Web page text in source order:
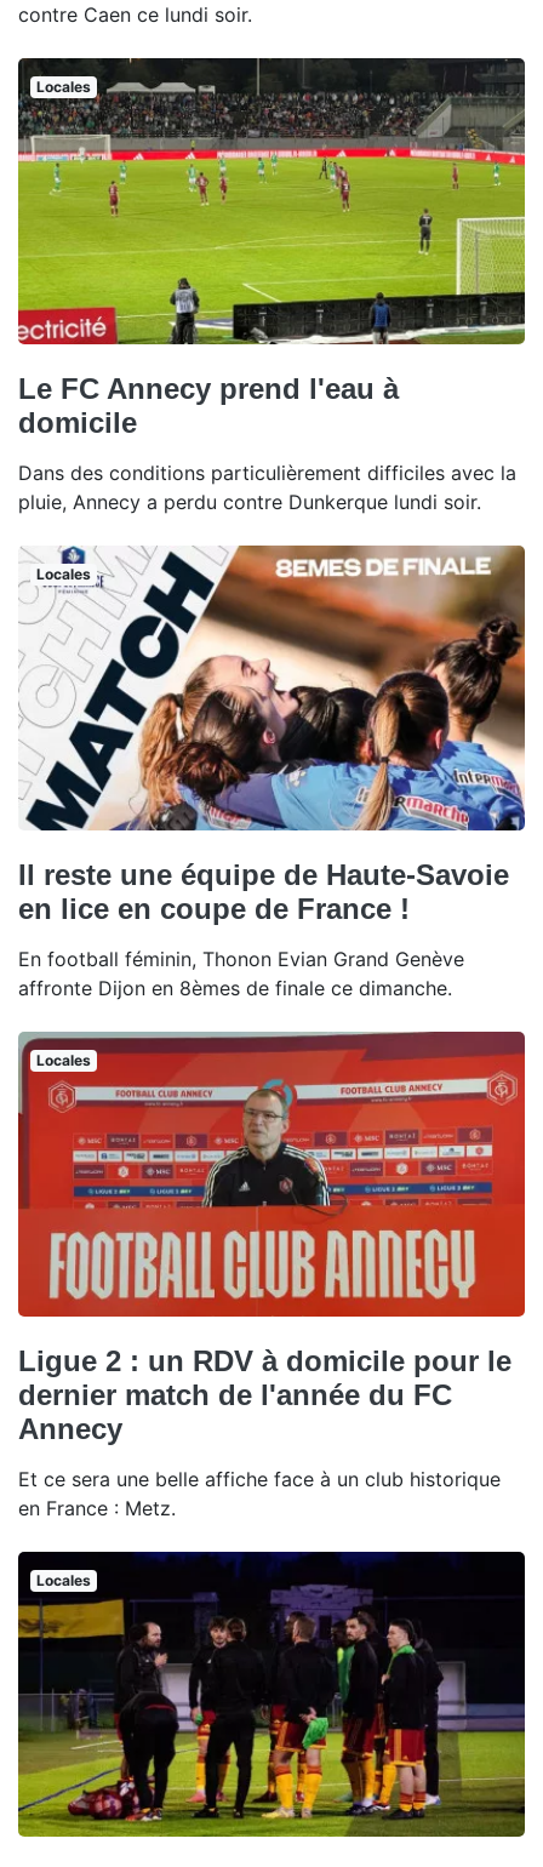
contre Caen ce lundi soir.
Locales
Le FC Annecy prend l'eau à
domicile
Dans des conditions particulièrement difficiles avec la
pluie, Annecy a perdu contre Dunkerque lundi soir.
Locales
Il reste une équipe de Haute-Savoie
en lice en coupe de France !
En football féminin, Thonon Evian Grand Genève
affronte Dijon en 8èmes de finale ce dimanche.
Locales
Ligue 2 : un RDV à domicile pour le
dernier match de l'année du FC
Annecy
Et ce sera une belle affiche face à un club historique
en France : Metz.
Locales